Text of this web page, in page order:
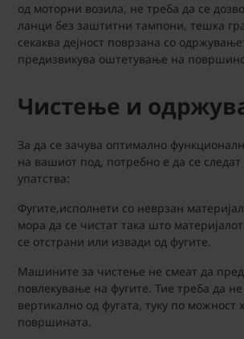
од моторни возила, не треба да се
ланци без заштитни тампони, тешка
секаква дејност поврзана со
предизвикува оштетување на
Чистење и
За да се зачува оптимално
на вашиот под, потребно е да се следат
упатства:
Фугите,исполнети со неврзан
мора да се чистат така што
се отстрани или извади од фугите.
Машините за чистење не смеат да
повлекување на фугите. Тие треба да
вертикално од фугата, туку по можност
површината.